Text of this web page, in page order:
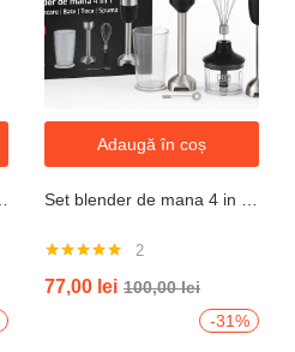
Adaugă în coș
5.00din 5
2
77,00 lei 100,00lei
-31%